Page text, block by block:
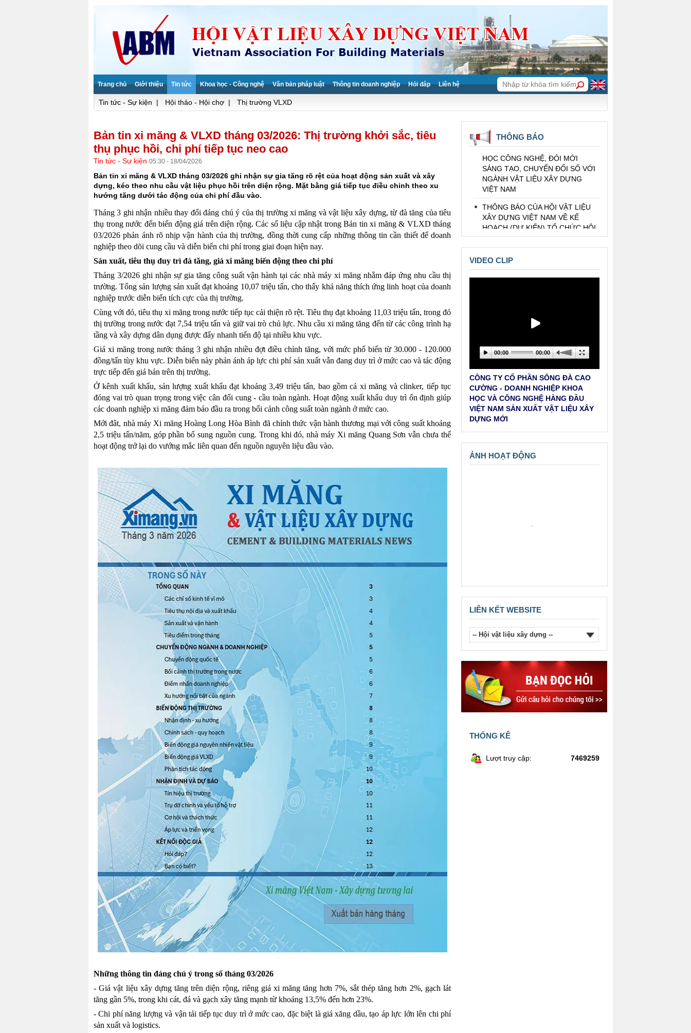
Trang chủ Giới thiệu Tin tức Khoa học - Công nghệ Văn bản pháp luật Thông tin doanh nghiệp Hỏi đáp Liên hệ
Tin tức - Sự kiện | Hội thảo - Hội chợ | Thị trường VLXD
Bản tin xi măng & VLXD tháng 03/2026: Thị trường khởi sắc, tiêu
thụ phục hồi, chi phí tiếp tục neo cao
Tin tức - Sự kiện 05:30 - 18/04/2026
Bản tin xi măng & VLXD tháng 03/2026 ghi nhận sự gia tăng rõ rệt của hoạt động sản xuất và xây
dựng, kéo theo nhu cầu vật liệu phục hồi trên diện rộng. Mặt bằng giá tiếp tục điều chỉnh theo xu
hướng tăng dưới tác động của chi phí đầu vào.
Tháng 3 ghi nhận nhiều thay đổi đáng chú ý của thị trường xi măng và vật liệu xây dựng, từ đà tăng của tiêu
thụ trong nước đến biến động giá trên diện rộng. Các số liệu cập nhật trong Bản tin xi măng & VLXD tháng
03/2026 phản ánh rõ nhịp vận hành của thị trường, đồng thời cung cấp những thông tin cần thiết để doanh
nghiệp theo dõi cung cầu và diễn biến chi phí trong giai đoạn hiện nay.
Sản xuất, tiêu thụ duy trì đà tăng, giá xi măng biến động theo chi phí
Tháng 3/2026 ghi nhận sự gia tăng công suất vận hành tại các nhà máy xi măng nhằm đáp ứng nhu cầu thị
trường. Tổng sản lượng sản xuất đạt khoảng 10,07 triệu tấn, cho thấy khả năng thích ứng linh hoạt của doanh
nghiệp trước diễn biến tích cực của thị trường.
Cùng với đó, tiêu thụ xi măng trong nước tiếp tục cải thiện rõ rệt. Tiêu thụ đạt khoảng 11,03 triệu tấn, trong đó
thị trường trong nước đạt 7,54 triệu tấn và giữ vai trò chủ lực. Nhu cầu xi măng tăng đến từ các công trình hạ
tầng và xây dựng dân dụng được đẩy nhanh tiến độ tại nhiều khu vực.
Giá xi măng trong nước tháng 3 ghi nhận nhiều đợt điều chỉnh tăng, với mức phổ biến từ 30.000 - 120.000
đồng/tấn tùy khu vực. Diễn biến này phản ánh áp lực chi phí sản xuất vẫn đang duy trì ở mức cao và tác động
trực tiếp đến giá bán trên thị trường.
Ở kênh xuất khẩu, sản lượng xuất khẩu đạt khoảng 3,49 triệu tấn, bao gồm cả xi măng và clinker, tiếp tục
đóng vai trò quan trọng trong việc cân đối cung - cầu toàn ngành. Hoạt động xuất khẩu duy trì ổn định giúp
các doanh nghiệp xi măng đảm bảo đầu ra trong bối cảnh công suất toàn ngành ở mức cao.
Mới đât, nhà máy Xi măng Hoàng Long Hòa Bình đã chính thức vận hành thương mại với công suất khoảng
2,5 triệu tấn/năm, góp phần bổ sung nguồn cung. Trong khi đó, nhà máy Xi măng Quang Sơn vẫn chưa thể
hoạt động trở lại do vướng mắc liên quan đến nguồn nguyên liệu đầu vào.
Những thông tin đáng chú ý trong số tháng 03/2026
- Giá vật liệu xây dựng tăng trên diện rộng, riêng giá xi măng tăng hơn 7%, sắt thép tăng hơn 2%, gạch lát
tăng gần 5%, trong khi cát, đá và gạch xây tăng mạnh từ khoảng 13,5% đến hơn 23%.
- Chi phí năng lượng và vận tải tiếp tục duy trì ở mức cao, đặc biệt là giá xăng dầu, tạo áp lực lớn lên chi phí
sản xuất và logistics.
THÔNG BÁO
THÔNG BÁO CỦA HỘI VẬT LIỆU
XÂY DỰNG VIỆT NAM VỀ VIỆC BỔ
NHIỆM TRƯỞNG BAN ĐỐI NGOẠI
VỀ TỔ CHỨC HỘI THẢO: KHOA
HỌC CÔNG NGHỆ, ĐỎI MỚI
SÁNG TẠO, CHUYỂN ĐỔI SỐ VỚI
NGÀNH VẬT LIỆU XÂY DỰNG
VIỆT NAM
THÔNG BÁO CỦA HỘI VẬT LIỆU
XÂY DỰNG VIỆT NAM VỀ KẾ
HOẠCH (DỰ KIẾN) TỔ CHỨC HỘI
THẢO TỪ NAY ĐẾN HẾT NĂM
2026.
dựng Việt Nam về việc khen
thưởng Hội viên năm 2025.
THÔNG BÁO CỦA HỘI VẬT LIỆU
XÂY DỰNG VIỆT NAM VỀ VIỆC BỔ
THÔNG BÁO TIN BUỒN
THÔNG BÁO (NHẮC LẠI) CỦA HỘI
VẬT LIỆU XÂY DỰNG VIỆT NAM
VỀ TỔ CHỨC HỘI THẢO: KHOA
HỌC CÔNG NGHỆ, ĐỎI MỚI
SÁNG TẠO, CHUYỂN ĐỔI SỐ VỚI
THÔNG BÁO CỦA HỘI VẬT LIỆU
XÂY DỰNG VIỆT NAM VỀ KẾ
dựng Việt Nam về việc khen
VIDEO CLIP
00:00 00:00
CÔNG TY CỔ PHẦN SÔNG ĐÀ CAO
CƯỜNG - DOANH NGHIỆP KHOA
HỌC VÀ CÔNG NGHỆ HÀNG ĐẦU
VIỆT NAM SẢN XUẤT VẬT LIỆU XÂY
DỰNG MỚI
ẢNH HOẠT ĐỘNG
LIÊN KẾT WEBSITE
THỐNG KÊ
Lượt truy cập: 7469259